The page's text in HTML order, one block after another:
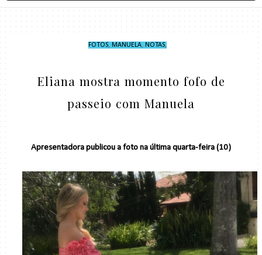
FOTOS, MANUELA, NOTAS,
Eliana mostra momento fofo de
passeio com Manuela
Apresentadora publicou a foto na última quarta-feira (10)